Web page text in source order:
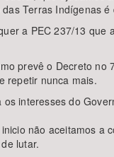
Terras Indígenas
a PEC 237/13
prevê o Decreto
repetir nunca mais.
interesses do
não aceitamos a
lutar.